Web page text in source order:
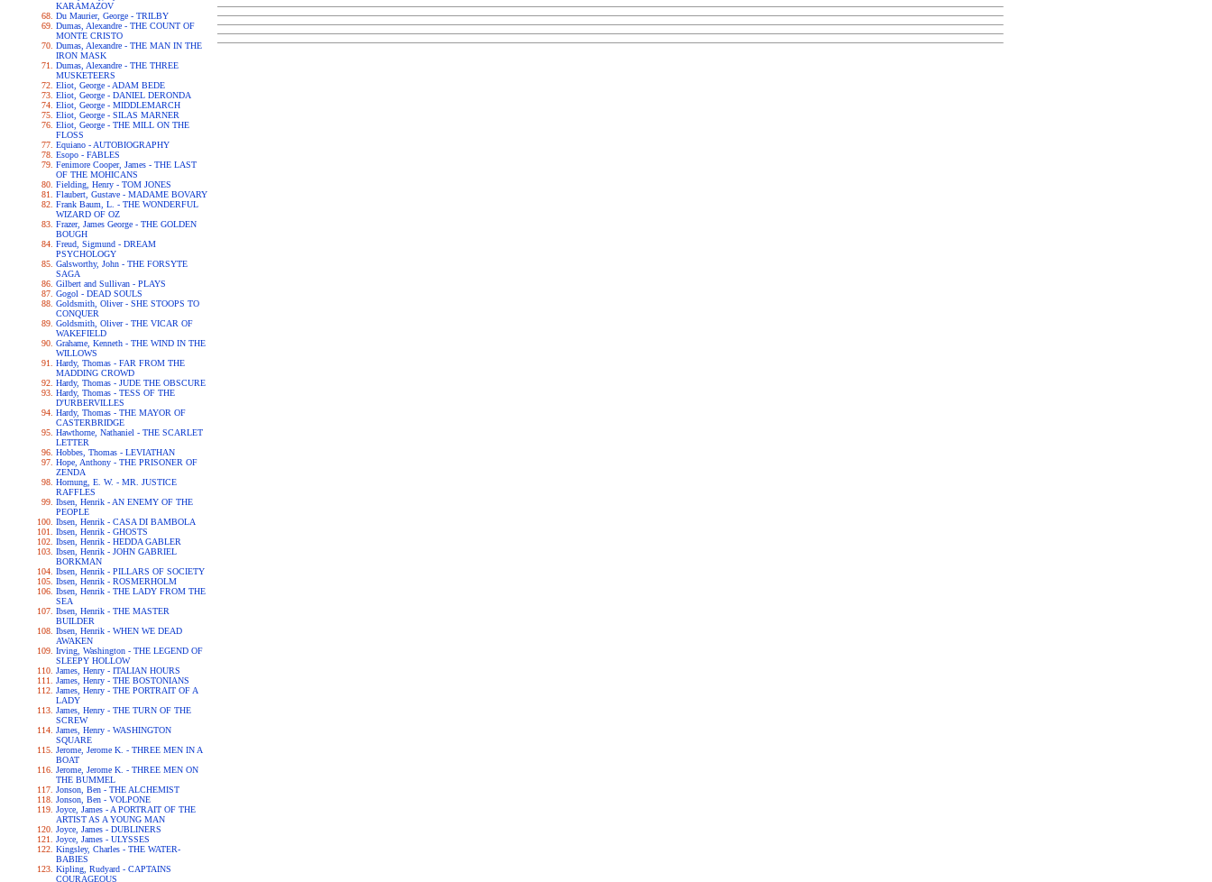
KARAMAZOV
Du Maurier, George - TRILBY
Dumas, Alexandre - THE COUNT OF
MONTE CRISTO
Dumas, Alexandre - THE MAN IN THE
IRON MASK
Dumas, Alexandre - THE THREE
MUSKETEERS
Eliot, George - ADAM BEDE
Eliot, George - DANIEL DERONDA
Eliot, George - MIDDLEMARCH
Eliot, George - SILAS MARNER
Eliot, George - THE MILL ON THE
FLOSS
Equiano - AUTOBIOGRAPHY
Esopo - FABLES
Fenimore Cooper, James - THE LAST
OF THE MOHICANS
Fielding, Henry - TOM JONES
Flaubert, Gustave - MADAME BOVARY
Frank Baum, L. - THE WONDERFUL
WIZARD OF OZ
Frazer, James George - THE GOLDEN
BOUGH
Freud, Sigmund - DREAM
PSYCHOLOGY
Galsworthy, John - THE FORSYTE
SAGA
Gilbert and Sullivan - PLAYS
Gogol - DEAD SOULS
Goldsmith, Oliver - SHE STOOPS TO
CONQUER
Goldsmith, Oliver - THE VICAR OF
WAKEFIELD
Grahame, Kenneth - THE WIND IN THE
WILLOWS
Hardy, Thomas - FAR FROM THE
MADDING CROWD
Hardy, Thomas - JUDE THE OBSCURE
Hardy, Thomas - TESS OF THE
D'URBERVILLES
Hardy, Thomas - THE MAYOR OF
CASTERBRIDGE
Hawthorne, Nathaniel - THE SCARLET
LETTER
Hobbes, Thomas - LEVIATHAN
Hope, Anthony - THE PRISONER OF
ZENDA
Hornung, E. W. - MR. JUSTICE
RAFFLES
Ibsen, Henrik - AN ENEMY OF THE
PEOPLE
Ibsen, Henrik - CASA DI BAMBOLA
Ibsen, Henrik - GHOSTS
Ibsen, Henrik - HEDDA GABLER
Ibsen, Henrik - JOHN GABRIEL
BORKMAN
Ibsen, Henrik - PILLARS OF SOCIETY
Ibsen, Henrik - ROSMERHOLM
Ibsen, Henrik - THE LADY FROM THE
SEA
Ibsen, Henrik - THE MASTER
BUILDER
Ibsen, Henrik - WHEN WE DEAD
AWAKEN
Irving, Washington - THE LEGEND OF
SLEEPY HOLLOW
James, Henry - ITALIAN HOURS
James, Henry - THE BOSTONIANS
James, Henry - THE PORTRAIT OF A
LADY
James, Henry - THE TURN OF THE
SCREW
James, Henry - WASHINGTON
SQUARE
Jerome, Jerome K. - THREE MEN IN A
BOAT
Jerome, Jerome K. - THREE MEN ON
THE BUMMEL
Jonson, Ben - THE ALCHEMIST
Jonson, Ben - VOLPONE
Joyce, James - A PORTRAIT OF THE
ARTIST AS A YOUNG MAN
Joyce, James - DUBLINERS
Joyce, James - ULYSSES
Kingsley, Charles - THE WATER-
BABIES
Kipling, Rudyard - CAPTAINS
COURAGEOUS